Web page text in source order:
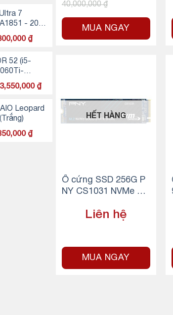
7
- 20
- Base
-
₫.
₫
52 (i5-
500GB
₫.
₫
tại
Leopard
₫
2,850,000 ₫.
40,000,000₫
MUA NGAY
HẾT HÀNG
Ổ cứng SSD 256G P
NY CS1031 NVMe PC
Liên hệ
MUA NGAY